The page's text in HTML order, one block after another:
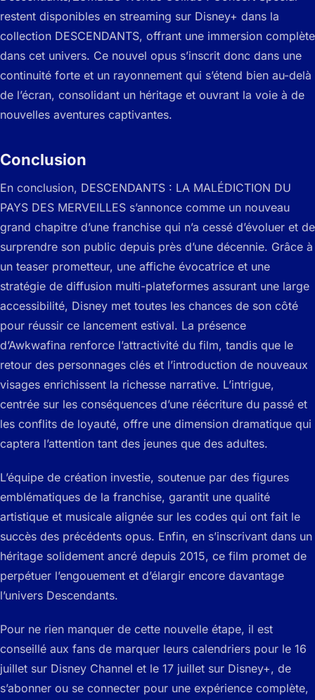
restent disponibles en streaming sur Disney+ dans la
collection DESCENDANTS, offrant une immersion complète
dans cet univers. Ce nouvel opus s’inscrit donc dans une
continuité forte et un rayonnement qui s’étend bien au-delà
de l’écran, consolidant un héritage et ouvrant la voie à de
nouvelles aventures captivantes.
Conclusion
En conclusion, DESCENDANTS : LA MALÉDICTION DU
PAYS DES MERVEILLES s’annonce comme un nouveau
grand chapitre d’une franchise qui n’a cessé d’évoluer et de
surprendre son public depuis près d’une décennie. Grâce à
un teaser prometteur, une affiche évocatrice et une
stratégie de diffusion multi-plateformes assurant une large
accessibilité, Disney met toutes les chances de son côté
pour réussir ce lancement estival. La présence
d’Awkwafina renforce l’attractivité du film, tandis que le
retour des personnages clés et l’introduction de nouveaux
visages enrichissent la richesse narrative. L’intrigue,
centrée sur les conséquences d’une réécriture du passé et
les conflits de loyauté, offre une dimension dramatique qui
captera l’attention tant des jeunes que des adultes.
L’équipe de création investie, soutenue par des figures
emblématiques de la franchise, garantit une qualité
artistique et musicale alignée sur les codes qui ont fait le
succès des précédents opus. Enfin, en s’inscrivant dans un
héritage solidement ancré depuis 2015, ce film promet de
perpétuer l’engouement et d’élargir encore davantage
l’univers Descendants.
Pour ne rien manquer de cette nouvelle étape, il est
conseillé aux fans de marquer leurs calendriers pour le 16
juillet sur Disney Channel et le 17 juillet sur Disney+, de
s’abonner ou se connecter pour une expérience complète,